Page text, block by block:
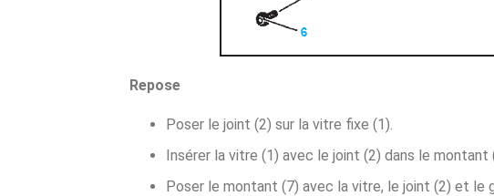
Repose
Poser le joint (2) sur la vitre fixe (1).
Insérer la vitre (1) avec le joint (2) dans le montant
Poser le montant (7) avec la vitre, le joint (2) et le